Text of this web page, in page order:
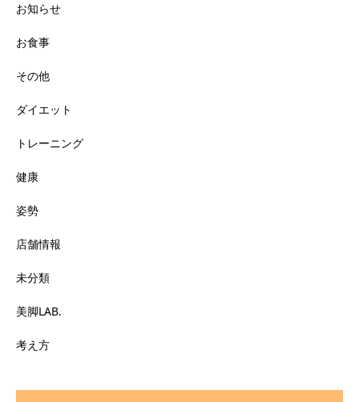
お知らせ
お食事
その他
ダイエット
トレーニング
健康
姿勢
店舗情報
未分類
美脚LAB.
考え方